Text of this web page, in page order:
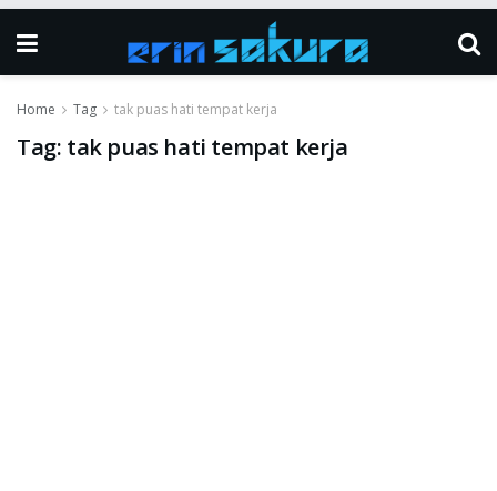
Home Tag tak puas hati tempat kerja
Tag: tak puas hati tempat kerja